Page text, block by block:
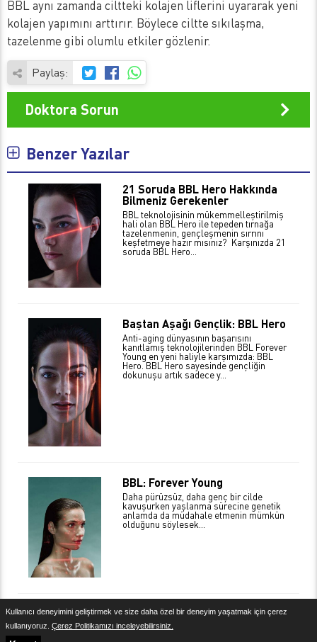
BBL aynı zamanda ciltteki kolajen liflerini uyararak yeni
kolajen yapımını arttırır. Böylece ciltte sıkılaşma,
tazelenme gibi olumlu etkiler gözlenir.
Paylaş:
Doktora Sorun
Benzer Yazılar
21 Soruda BBL Hero Hakkında
Bilmeniz Gerekenler
BBL teknolojisinin mükemmelleştirilmiş
hali olan BBL Hero ile tepeden tırnağa
tazelenmenin, gençleşmenin sırrını
keşfetmeye hazır mısınız? Karşınızda 21
soruda BBL Hero…
Baştan Aşağı Gençlik: BBL Hero
Anti-aging dünyasının başarısını
kanıtlamış teknolojilerinden BBL Forever
Young en yeni haliyle karşımızda: BBL
Hero. BBL Hero sayesinde gençliğin
dokunuşu artık sadece y...
BBL: Forever Young
Daha pürüzsüz, daha genç bir cilde
kavuşurken yaşlanma sürecine genetik
anlamda da müdahale etmenin mümkün
olduğunu söylesek…
Yasal Uyarı
Kullanıcı deneyimini geliştirmek ve size daha özel bir deneyim yaşatmak için çerez
kullanıyoruz. Çerez Politikamızı inceleyebilirsiniz.